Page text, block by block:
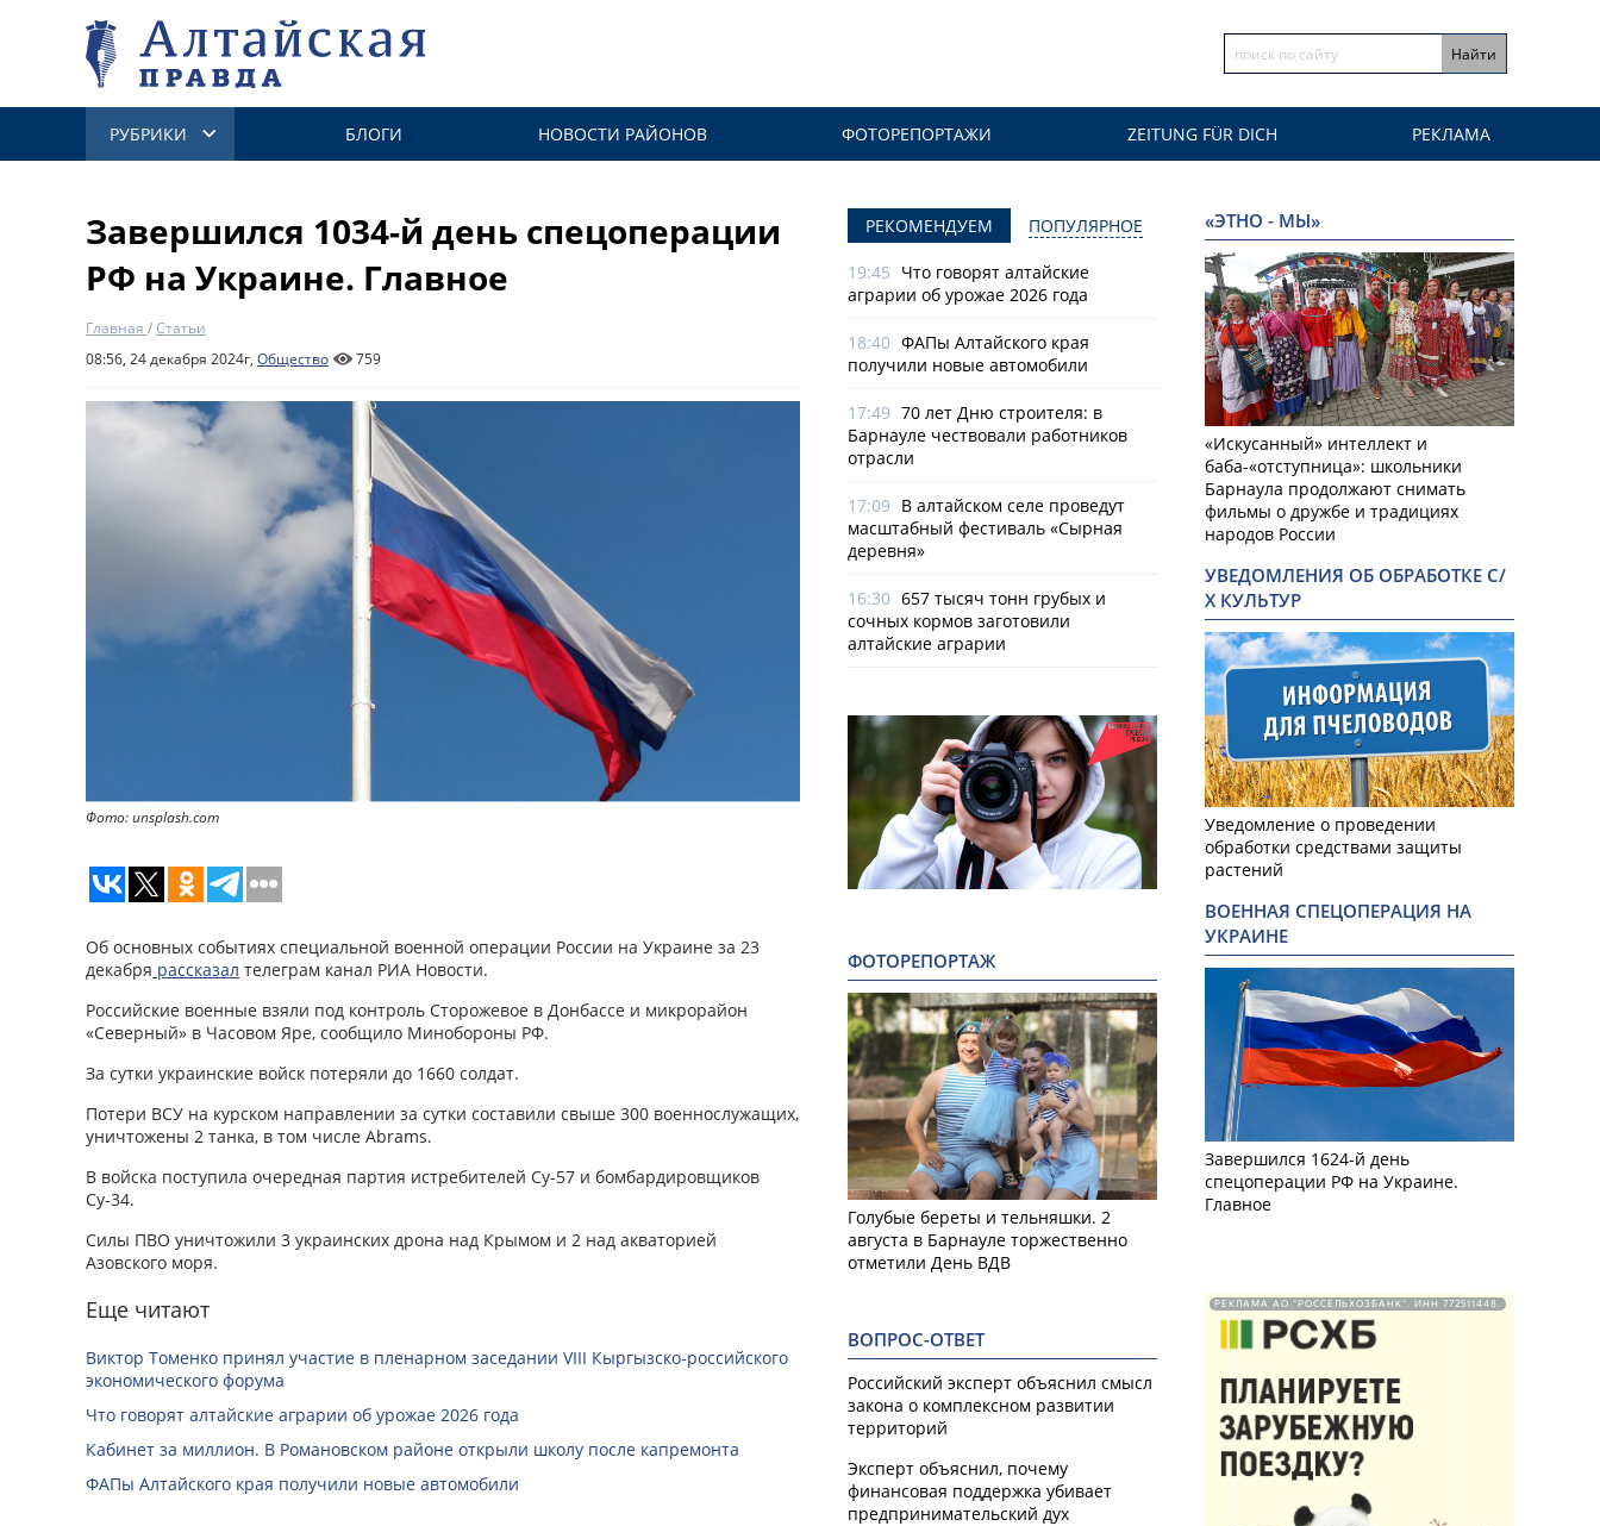
РУБРИКИ БЛОГИ НОВОСТИ РАЙОНОВ ФОТОРЕПОРТАЖИ ZEITUNG FÜR DICH РЕКЛАМА
Завершился 1034-й день спецоперации
РФ на Украине. Главное
Главная /Статьи
08:56, 24 декабря 2024г, Общество 759
Фото: unsplash.com
Об основных событиях специальной военной операции России на Украине за 23
декабря рассказал телеграм канал РИА Новости.
Российские военные взяли под контроль Сторожевое в Донбассе и микрорайон
«Северный» в Часовом Яре, сообщило Минобороны РФ.
За сутки украинские войск потеряли до 1660 солдат.
Потери ВСУ на курском направлении за сутки составили свыше 300 военнослужащих,
уничтожены 2 танка, в том числе Abrams.
В войска поступила очередная партия истребителей Су-57 и бомбардировщиков
Су-34.
Силы ПВО уничтожили 3 украинских дрона над Крымом и 2 над акваторией
Азовского моря.
Еще читают
Виктор Томенко принял участие в пленарном заседании VIII Кыргызско-российского
экономического форума
Что говорят алтайские аграрии об урожае 2026 года
Кабинет за миллион. В Романовском районе открыли школу после капремонта
ФАПы Алтайского края получили новые автомобили
РЕКОМЕНДУЕМ ПОПУЛЯРНОЕ
19:45 Что говорят алтайские
аграрии об урожае 2026 года
18:40 ФАПы Алтайского края
получили новые автомобили
17:49 70 лет Дню строителя: в
Барнауле чествовали работников
отрасли
17:09 В алтайском селе проведут
масштабный фестиваль «Сырная
деревня»
16:30 657 тысяч тонн грубых и
сочных кормов заготовили
алтайские аграрии
ФОТОРЕПОРТАЖ
Голубые береты и тельняшки. 2
августа в Барнауле торжественно
отметили День ВДВ
ВОПРОС-ОТВЕТ
Российский эксперт объяснил смысл
закона о комплексном развитии
территорий
Эксперт объяснил, почему
финансовая поддержка убивает
предпринимательский дух
«ЭТНО - МЫ»
«Искусанный» интеллект и
баба-«отступница»: школьники
Барнаула продолжают снимать
фильмы о дружбе и традициях
народов России
УВЕДОМЛЕНИЯ ОБ ОБРАБОТКЕ С/
Х КУЛЬТУР
Уведомление о проведении
обработки средствами защиты
растений
ВОЕННАЯ СПЕЦОПЕРАЦИЯ НА
УКРАИНЕ
Завершился 1624-й день
спецоперации РФ на Украине.
Главное
РЕКЛАМА АО "РОССЕЛЬХОЗБАНК". ИНН 772511448.